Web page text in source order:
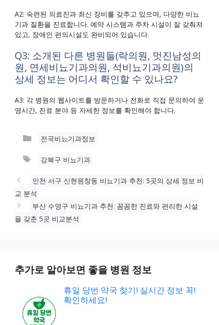
A2: 숙련된 의료진과 최신 장비를 갖추고 있으며, 다양한 비뇨
기과 질환을 진료합니다. 예약 시스템과 주차 시설이 잘 갖춰져
있고, 장애인 편의시설도 완비되어 있습니다.
Q3: 소개된 다른 병원들(락의원, 멋진남성의
원, 연세비뇨기과의원, 석비뇨기과의원)의
상세 정보는 어디서 확인할 수 있나요?
A3: 각 병원의 웹사이트를 방문하거나 전화로 직접 문의하여 운
영시간, 진료 분야 등 자세한 정보를 확인해야 합니다.
카
고
전국비뇨기과정보
태
강북구 비뇨기과
인천 서구 신현원창동 비뇨기과 추천: 5곳의 상세 정보 비
교 분석
부산 수영구 비뇨기과 추천: 꼼꼼한 진료와 편리한 시설
을 갖춘 5곳 비교분석
추가로 알아보면 좋을 병원 정보
휴일 당번 약국 찾기! 실시간 정보 꼭!
확인하세요!